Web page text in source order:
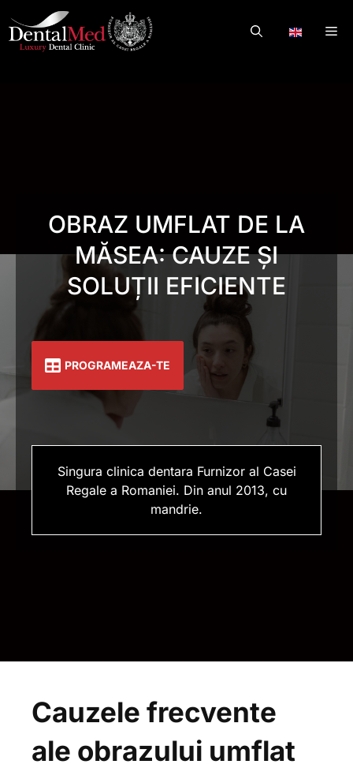
to
content
OBRAZ UMFLAT DE LA
MĂSEA: CAUZE ȘI
SOLUȚII EFICIENTE
PROGRAMEAZA-TE
Singura clinica dentara Furnizor al Casei
Regale a Romaniei. Din anul 2013, cu
mandrie.
Cauzele frecvente
ale obrazului umflat